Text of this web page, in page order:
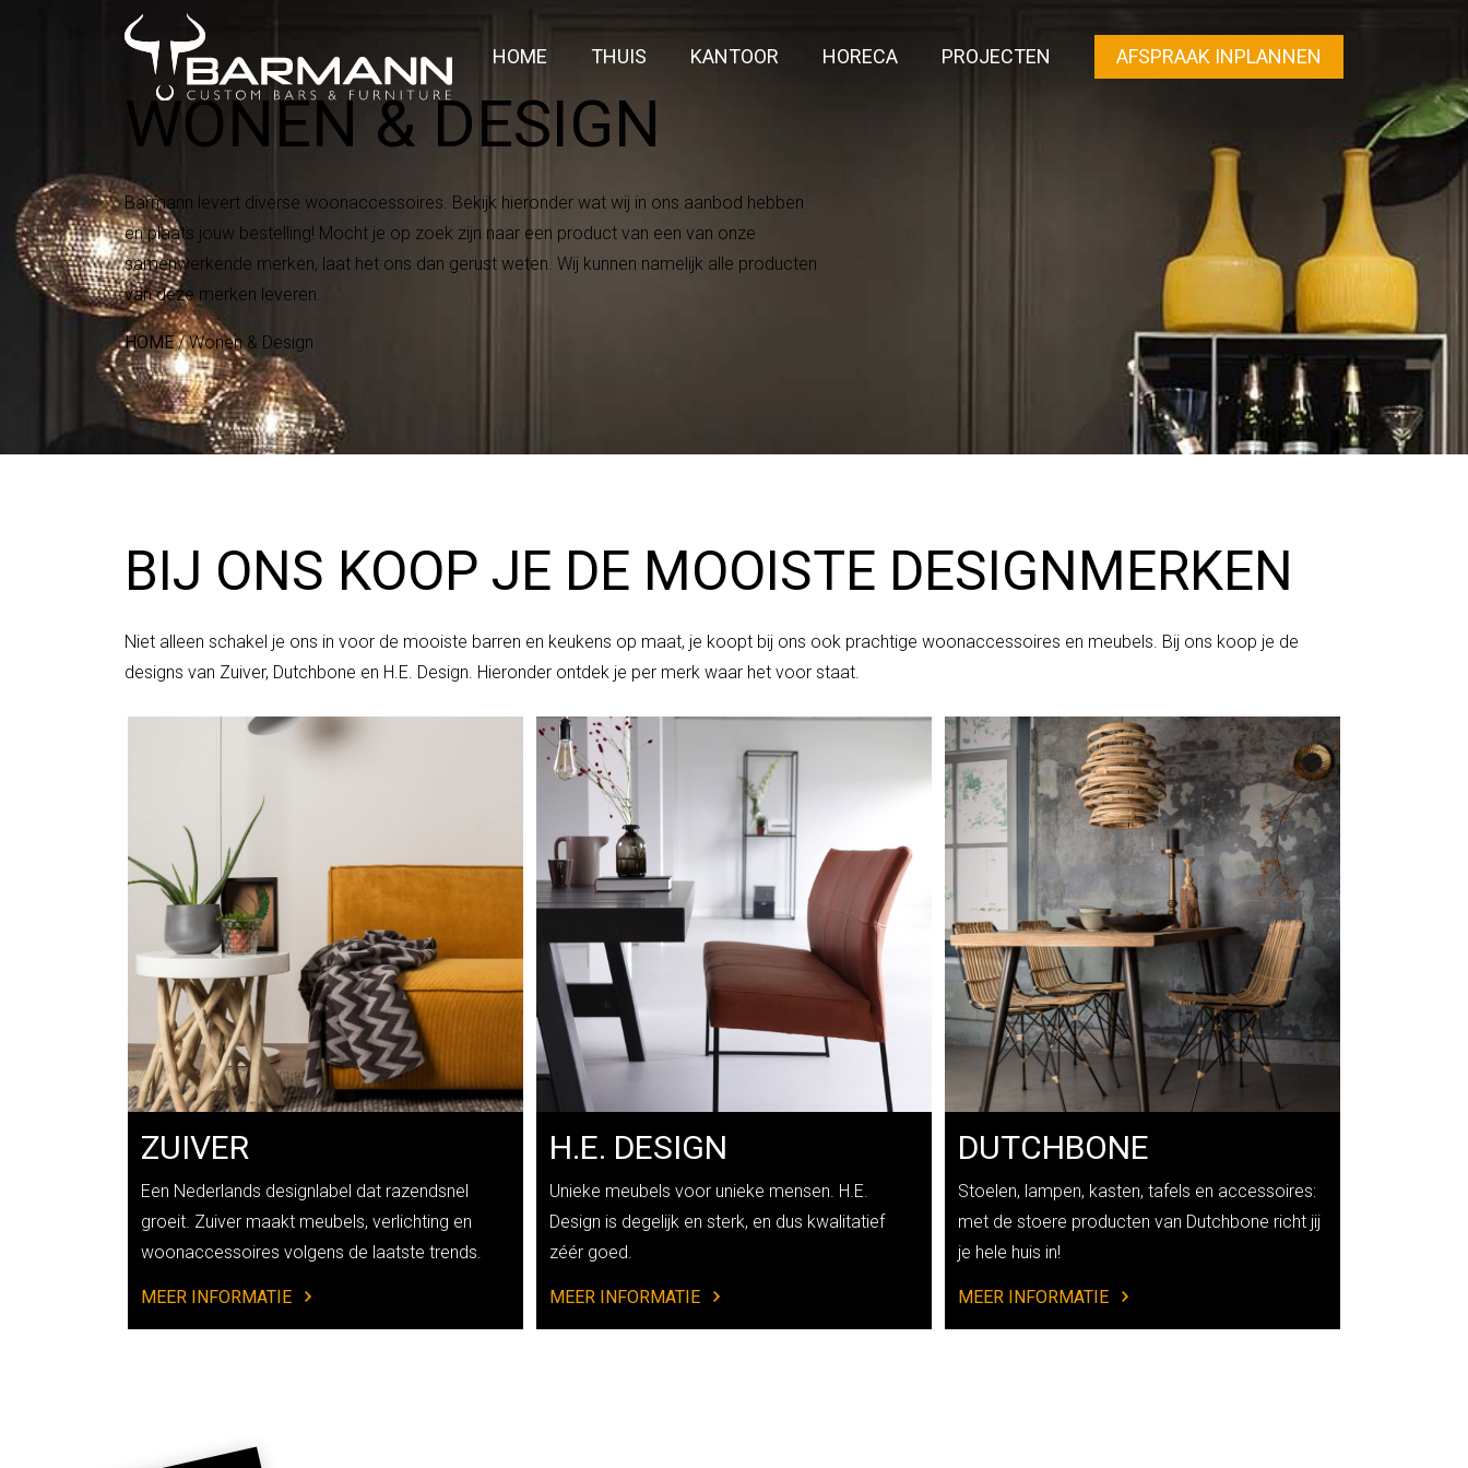
HOME THUIS KANTOOR HORECA PROJECTEN AFSPRAAK INPLANNEN
WONEN & DESIGN
Barmann levert diverse woonaccessoires. Bekijk hieronder wat wij in ons aanbod hebben
en plaats jouw bestelling! Mocht je op zoek zijn naar een product van een van onze
samenwerkende merken, laat het ons dan gerust weten. Wij kunnen namelijk alle producten
van deze merken leveren.
HOME/Wonen & Design
BIJ ONS KOOP JE DE MOOISTE DESIGNMERKEN
Niet alleen schakel je ons in voor de mooiste barren en keukens op maat, je koopt bij ons ook prachtige woonaccessoires en meubels. Bij ons koop je de
designs van Zuiver, Dutchbone en H.E. Design. Hieronder ontdek je per merk waar het voor staat.
ZUIVER
Een Nederlands designlabel dat razendsnel
groeit. Zuiver maakt meubels, verlichting en
woonaccessoires volgens de laatste trends.
MEER INFORMATIE
H.E. DESIGN
Unieke meubels voor unieke mensen. H.E.
Design is degelijk en sterk, en dus kwalitatief
zéér goed.
MEER INFORMATIE
DUTCHBONE
Stoelen, lampen, kasten, tafels en accessoires:
met de stoere producten van Dutchbone richt jij
je hele huis in!
MEER INFORMATIE